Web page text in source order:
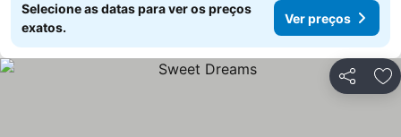
Selecione as datas para ver os preços
exatos.
Ver preços
Partilhar